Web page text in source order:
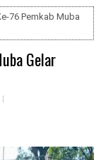
76 Pemkab Muba
Gelar